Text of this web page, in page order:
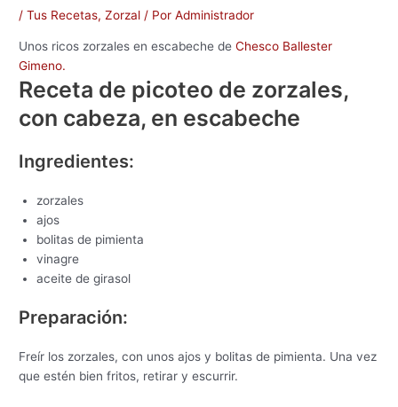
/Tus Recetas,Zorzal / PorAdministrador
Unos ricos zorzales en escabeche deChesco Ballester
Gimeno.
Receta de picoteo de zorzales,
con cabeza, en escabeche
Ingredientes:
zorzales
ajos
bolitas de pimienta
vinagre
aceite de girasol
Preparación:
Freír los zorzales, con unos ajos y bolitas de pimienta. Una vez
que estén bien fritos, retirar y escurrir.